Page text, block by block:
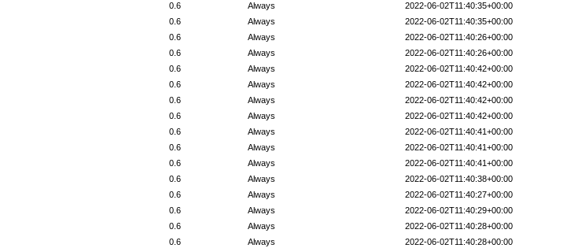
2022-06-02T11:40:35+00:00
Always
0.6
2022-06-02T11:40:35+00:00
Always
0.6
2022-06-02T11:40:26+00:00
Always
0.6
2022-06-02T11:40:26+00:00
Always
0.6
2022-06-02T11:40:42+00:00
Always
0.6
2022-06-02T11:40:42+00:00
Always
0.6
2022-06-02T11:40:42+00:00
Always
0.6
2022-06-02T11:40:42+00:00
Always
0.6
2022-06-02T11:40:41+00:00
Always
0.6
2022-06-02T11:40:41+00:00
Always
0.6
2022-06-02T11:40:41+00:00
Always
0.6
2022-06-02T11:40:38+00:00
Always
0.6
2022-06-02T11:40:27+00:00
Always
0.6
2022-06-02T11:40:29+00:00
Always
0.6
2022-06-02T11:40:28+00:00
Always
0.6
2022-06-02T11:40:28+00:00
Always
0.6